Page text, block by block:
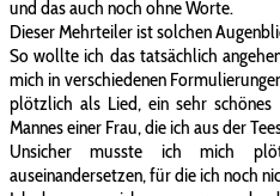
und das auch noch ohne Worte.
Dieser Mehrteiler ist solchen
So wollte ich das tatsächlich
mich in verschiedenen
plötzlich als Lied, ein sehr schönes
Mannes einer Frau, die ich aus der
Unsicher musste ich mich
auseinandersetzen, für die ich noch